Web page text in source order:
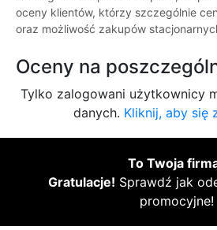
oceny klientów, którzy szczególnie
oraz możliwość zakupów
Oceny na
Tylko zalogowani użytkownicy
danych. Kliknij, aby się
To Twoja
Gratulacje! Sprawdź jak
promocyjne!